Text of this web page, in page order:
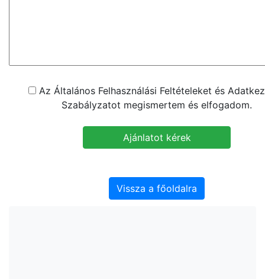
Az Általános Felhasználási Feltételeket és
Szabályzatot megismertem és elfogadom.
Vissza a főoldalra